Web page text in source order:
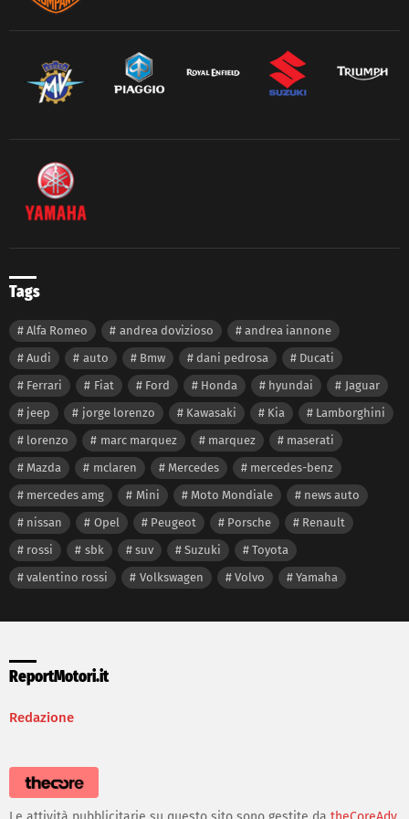
Tags
Alfa Romeo andrea dovizioso
andrea iannone
Audi
auto Bmw dani pedrosa
Ducati
Ferrari
Fiat Ford Honda hyundai
Jaguar
jeep
jorge lorenzo Kawasaki Kia
Lamborghini
lorenzo
marc marquez marquez
maserati
Mazda
mclaren Mercedes
mercedes-benz
mercedes amg
Mini Moto Mondiale
news auto
nissan
Opel Peugeot Porsche
Renault
rossi
sbk suv Suzuki
Toyota
valentino rossi
Volkswagen Volvo Yamaha
ReportMotori.it
Redazione